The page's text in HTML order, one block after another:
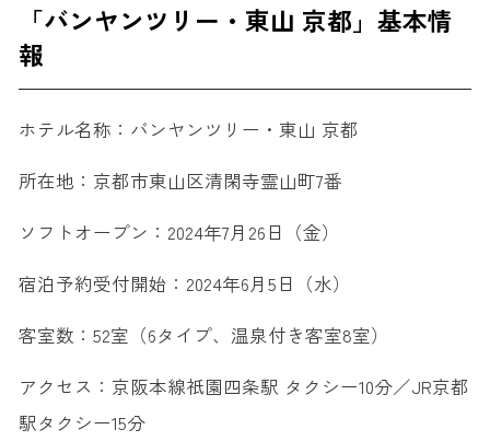
「バンヤンツリー・東山 京都」基本情
報
ホテル名称：バンヤンツリー・東山 京都
所在地：京都市東山区清閑寺霊山町7番
ソフトオープン：2024年7月26日（金）
宿泊予約受付開始：2024年6月5日（水）
客室数：52室（6タイプ、温泉付き客室8室）
アクセス：京阪本線祇園四条駅 タクシー10分／JR京都
駅タクシー15分